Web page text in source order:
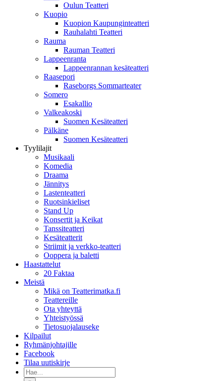
Oulun Teatteri
Kuopio
Kuopion Kaupunginteatteri
Rauhalahti Teatteri
Rauma
Rauman Teatteri
Lappeenranta
Lappeenrannan kesäteatteri
Raasepori
Raseborgs Sommarteater
Somero
Esakallio
Valkeakoski
Suomen Kesäteatteri
Pälkäne
Suomen Kesäteatteri
Tyylilajit
Musikaali
Komedia
Draama
Jännitys
Lastenteatteri
Ruotsinkieliset
Stand Up
Konsertit ja Keikat
Tanssiteatteri
Kesäteatterit
Striimit ja verkko-teatteri
Ooppera ja baletti
Haastattelut
20 Faktaa
Meistä
Mikä on Teatterimatka.fi
Teattereille
Ota yhteyttä
Yhteistyössä
Tietosuojalauseke
Kilpailut
Ryhmänjohtajille
Facebook
Tilaa uutiskirje
Etsi